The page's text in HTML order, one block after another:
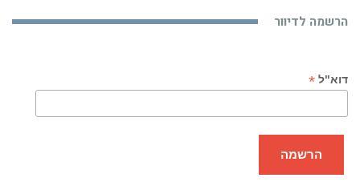
הרשמה לדיוור
דוא"ל *